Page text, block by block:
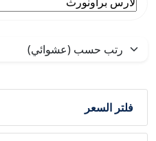
فلتر السعر